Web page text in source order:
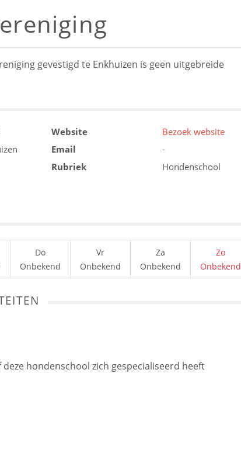
gevestigd te Enkhuizen is geen uitgebreide
Website
Bezoek website
Email
-
Rubriek
Hondenschool
Do
Onbekend
Vr
Onbekend
Za
Onbekend
Zo
Onbekend
hondenschool zich gespecialiseerd heeft